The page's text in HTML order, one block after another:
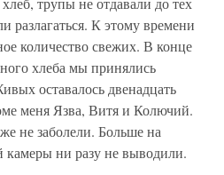
разлагаться. К этому времени
количество свежих. В конце
хлеба мы принялись
оставалось двенадцать
меня Язва, Витя и Колючий.
не заболели. Больше на
камеры ни разу не выводили.